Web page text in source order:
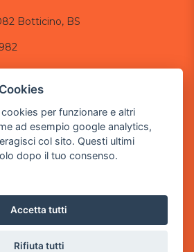
Botticino, BS
per funzionare e altri
ad esempio google analytics,
col sito. Questi ultimi
dopo il tuo consenso.
Accetta tutti
Rifiuta tutti